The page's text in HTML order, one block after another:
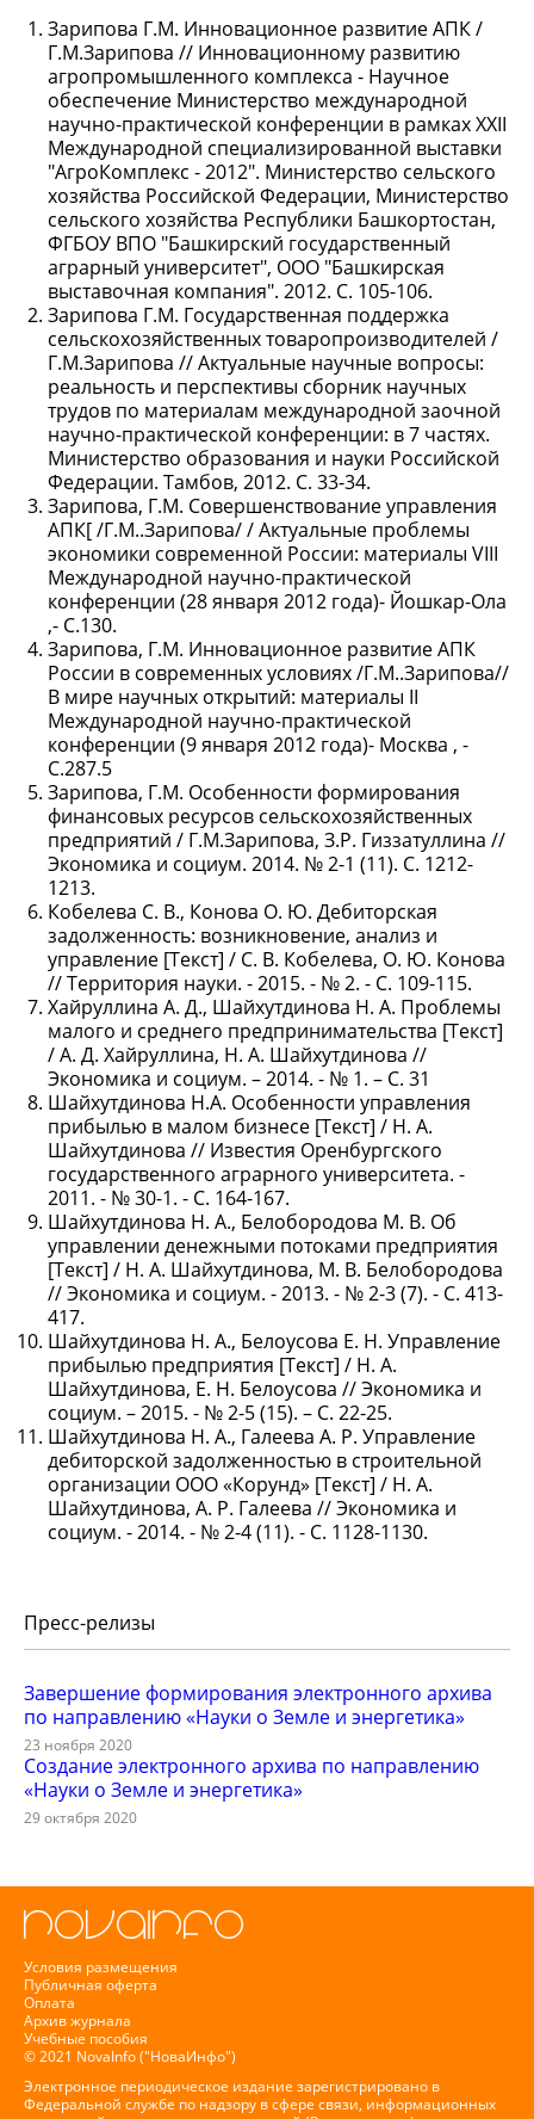
Зарипова Г.М. Инновационное развитие АПК /
Г.М.Зарипова // Инновационному развитию
агропромышленного комплекса - Научное
обеспечение Министерство международной
научно-практической конференции в рамках XXII
Международной специализированной выставки
"АгроКомплекс - 2012". Министерство сельского
хозяйства Российской Федерации, Министерство
сельского хозяйства Республики Башкортостан,
ФГБОУ ВПО "Башкирский государственный
аграрный университет", ООО "Башкирская
выставочная компания". 2012. С. 105-106.
Зарипова Г.М. Государственная поддержка
сельскохозяйственных товаропроизводителей /
Г.М.Зарипова // Актуальные научные вопросы:
реальность и перспективы сборник научных
трудов по материалам международной заочной
научно-практической конференции: в 7 частях.
Министерство образования и науки Российской
Федерации. Тамбов, 2012. С. 33-34.
Зарипова, Г.М. Совершенствование управления
АПК[ /Г.М..Зарипова/ / Актуальные проблемы
экономики современной России: материалы VIII
Международной научно-практической
конференции (28 января 2012 года)- Йошкар-Ола
,- С.130.
Зарипова, Г.М. Инновационное развитие АПК
России в современных условиях /Г.М..Зарипова//
В мире научных открытий: материалы II
Международной научно-практической
конференции (9 января 2012 года)- Москва , -
С.287.5
Зарипова, Г.М. Особенности формирования
финансовых ресурсов сельскохозяйственных
предприятий / Г.М.Зарипова, З.Р. Гиззатуллина //
Экономика и социум. 2014. № 2-1 (11). С. 1212-
1213.
Кобелева С. В., Конова О. Ю. Дебиторская
задолженность: возникновение, анализ и
управление [Текст] / С. В. Кобелева, О. Ю. Конова
// Территория науки. - 2015. - № 2. - С. 109-115.
Хайруллина А. Д., Шайхутдинова Н. А. Проблемы
малого и среднего предпринимательства [Текст]
/ А. Д. Хайруллина, Н. А. Шайхутдинова //
Экономика и социум. – 2014. - № 1. – С. 31
Шайхутдинова Н.А. Особенности управления
прибылью в малом бизнесе [Текст] / Н. А.
Шайхутдинова // Известия Оренбургского
государственного аграрного университета. -
2011. - № 30-1. - С. 164-167.
Шайхутдинова Н. А., Белобородова М. В. Об
управлении денежными потоками предприятия
[Текст] / Н. А. Шайхутдинова, М. В. Белобородова
// Экономика и социум. - 2013. - № 2-3 (7). - С. 413-
417.
Шайхутдинова Н. А., Белоусова Е. Н. Управление
прибылью предприятия [Текст] / Н. А.
Шайхутдинова, Е. Н. Белоусова // Экономика и
социум. – 2015. - № 2-5 (15). – С. 22-25.
Шайхутдинова Н. А., Галеева А. Р. Управление
дебиторской задолженностью в строительной
организации ООО «Корунд» [Текст] / Н. А.
Шайхутдинова, А. Р. Галеева // Экономика и
социум. - 2014. - № 2-4 (11). - С. 1128-1130.
Пресс-релизы
Завершение формирования электронного архива
по направлению «Науки о Земле и энергетика»
23 ноября 2020
Создание электронного архива по направлению
«Науки о Земле и энергетика»
29 октября 2020
Условия размещения
Публичная оферта
Оплата
Архив журнала
Учебные пособия
© 2021 NovaInfo ("НоваИнфо")
Электронное периодическое издание зарегистрировано в
Федеральной службе по надзору в сфере связи, информационных